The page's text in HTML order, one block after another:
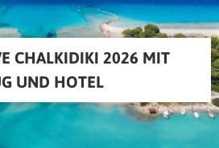
CHALKIDIKI 2026 MIT
UND HOTEL